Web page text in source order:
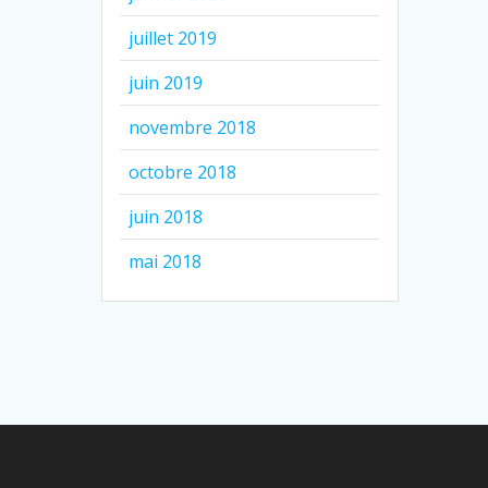
juillet 2019
juin 2019
novembre 2018
octobre 2018
juin 2018
mai 2018